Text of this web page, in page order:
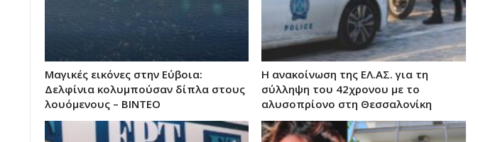
Μαγικές εικόνες στην Εύβοια:
Δελφίνια κολυμπούσαν δίπλα στους
λουόμενους – ΒΙΝΤΕΟ
Η ανακοίνωση της ΕΛ.ΑΣ. για τη
σύλληψη του 42χρονου με το
αλυσοπρίονο στη Θεσσαλονίκη